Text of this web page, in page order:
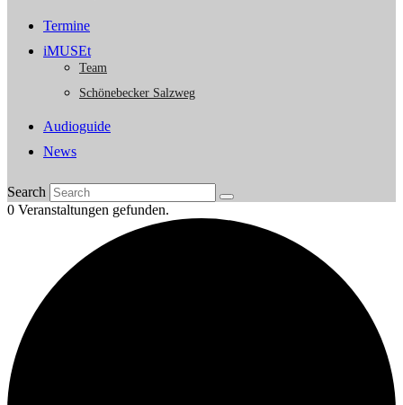
Termine
iMUSEt
Team
Schönebecker Salzweg
Audioguide
News
Search
0 Veranstaltungen gefunden.